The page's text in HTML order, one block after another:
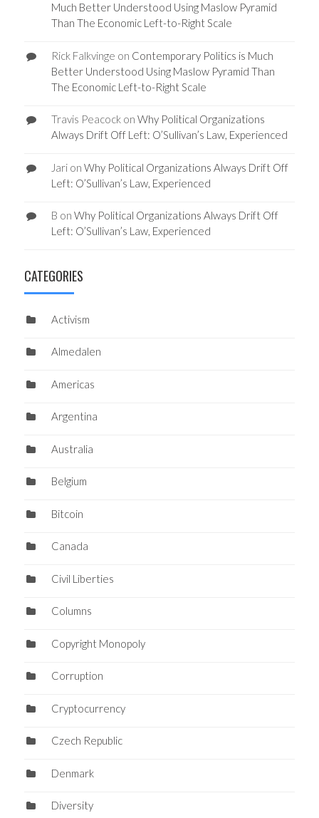
Much Better Understood Using Maslow Pyramid
Than The Economic Left-to-Right Scale
Rick Falkvinge on Contemporary Politics is Much
Better Understood Using Maslow Pyramid Than
The Economic Left-to-Right Scale
Travis Peacockon Why Political Organizations
Always Drift Off Left: O’Sullivan’s Law, Experienced
Jarion Why Political Organizations Always Drift Off
Left: O’Sullivan’s Law, Experienced
B on Why Political Organizations Always Drift Off
Left: O’Sullivan’s Law, Experienced
CATEGORIES
Activism
Almedalen
Americas
Argentina
Australia
Belgium
Bitcoin
Canada
Civil Liberties
Columns
Copyright Monopoly
Corruption
Cryptocurrency
Czech Republic
Denmark
Diversity